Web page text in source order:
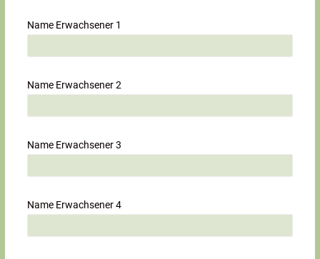
Name Erwachsener 1
Name Erwachsener 2
Name Erwachsener 3
Name Erwachsener 4